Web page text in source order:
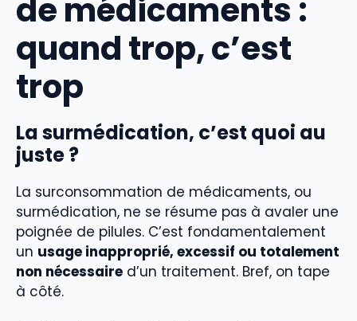
de médicaments :
quand trop, c’est
trop
La surmédication, c’est quoi au
juste ?
La surconsommation de médicaments, ou
surmédication, ne se résume pas à avaler une
poignée de pilules. C’est fondamentalement
un usage inapproprié, excessif ou totalement
non nécessaire d’un traitement. Bref, on tape
à côté.